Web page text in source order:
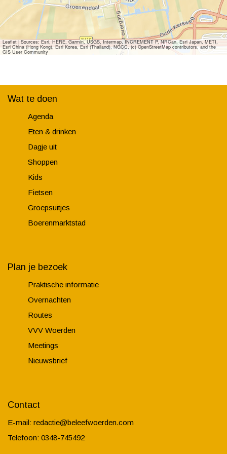
Leaflet|Sources: Esri, HERE, Garmin, USGS, Intermap, INCREMENT P, NRCan, Esri Japan, METI,
Esri China (Hong Kong), Esri Korea, Esri (Thailand), NGCC, (c) OpenStreetMap contributors, and the
GIS User Community
Wat te doen
Agenda
Eten & drinken
Dagje uit
Shoppen
Kids
Fietsen
Groepsuitjes
Boerenmarktstad
Plan je bezoek
Praktische informatie
Overnachten
Routes
VVV Woerden
Meetings
Nieuwsbrief
Contact
E-mail: redactie@beleefwoerden.com
Telefoon: 0348-745492